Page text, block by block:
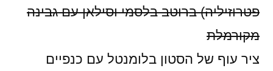
פטרוזיליה) ברוטב בלסמי וסילאן עם גבינה
מקורמלת
ציר עוף של הסטון בלומנטל עם כנפיים